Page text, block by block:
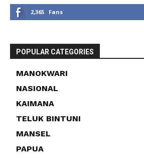
2,365 Fans
POPULAR CATEGORIES
MANOKWARI
NASIONAL
KAIMANA
TELUK BINTUNI
MANSEL
PAPUA